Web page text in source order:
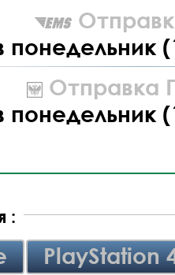
понедельник
Отправка
понедельник
:
PlayStation